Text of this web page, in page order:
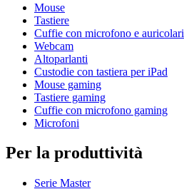
Mouse
Tastiere
Cuffie con microfono e auricolari
Webcam
Altoparlanti
Custodie con tastiera per iPad
Mouse gaming
Tastiere gaming
Cuffie con microfono gaming
Microfoni
Per la produttività
Serie Master